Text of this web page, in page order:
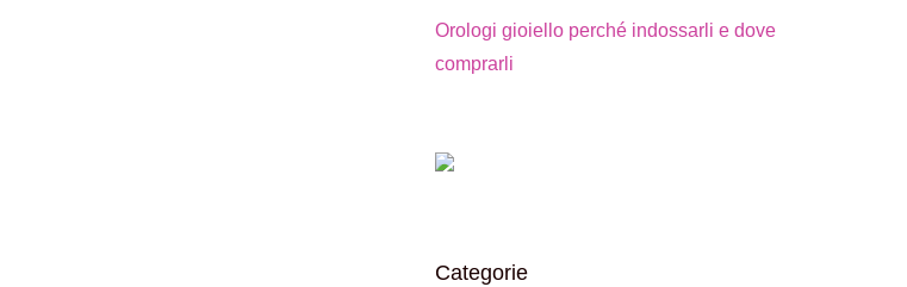
Orologi gioiello perché indossarli e dove
comprarli
Categorie